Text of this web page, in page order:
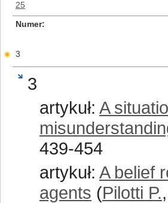
25
Numer
3
3
artykuł: A
439-454
artykuł: A belief
agents (Pilotti P.,